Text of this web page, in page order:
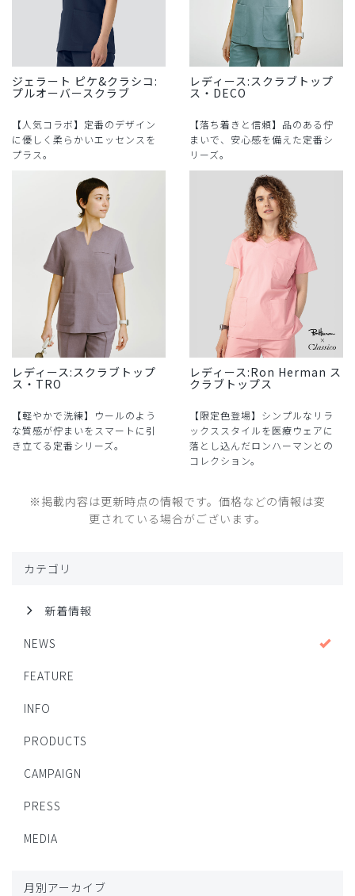
ジェラート ピケ&クラシコ:
プルオーバースクラブ
【人気コラボ】定番のデザイン
に優しく柔らかいエッセンスを
プラス。
レディース:スクラブトップ
ス・DECO
【落ち着きと信頼】品のある佇
まいで、安心感を備えた定番シ
リーズ。
レディース:スクラブトップ
ス・TRO
【軽やかで洗練】ウールのよう
な質感が佇まいをスマートに引
き立てる定番シリーズ。
レディース:Ron Herman ス
クラブトップス
【限定色登場】シンプルなリラ
ックススタイルを医療ウェアに
落とし込んだロンハーマンとの
コレクション。
※掲載内容は更新時点の情報です。価格などの情報は変
更されている場合がございます。
カテゴリ
新着情報
NEWS
FEATURE
INFO
PRODUCTS
CAMPAIGN
PRESS
MEDIA
月別アーカイブ